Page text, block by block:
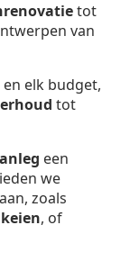
tot
van
elk budget,
tot
een
we
zoals
keien, of